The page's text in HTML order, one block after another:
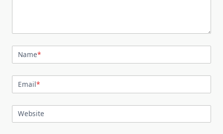
Name*
Email*
Website